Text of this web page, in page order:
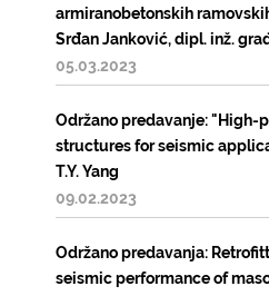
armiranobetonskih
Srđan Janković, dipl. inž.
05.03.2023
Održano predavanje: "High-
structures for seismic
T.Y. Yang
09.02.2023
Održano predavanja:
seismic performance of